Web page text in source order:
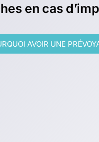
en cas
AVOIR UNE